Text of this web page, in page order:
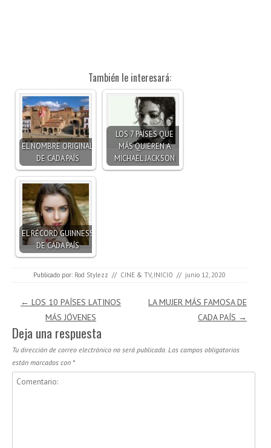
También le interesará:
EL NOMBRE ORIGINAL
DE CADA PAÍS
LOS 7 PAÍSES QUE
MÁS QUIEREN A
MICHAEL JACKSON
EL RÉCORD GUINNESS
DE CADA PAÍS
Publicado por: Rod Stylezz // CINE & TV, INICIO // junio 12, 2020
Navegación de entradas
← LOS 10 PAÍSES LATINOS
MÁS JÓVENES
LA MUJER MÁS FAMOSA DE
CADA PAÍS →
Deja una respuesta
Tu dirección de correo electrónico no será publicada. Los campos obligatorios
están marcados con *